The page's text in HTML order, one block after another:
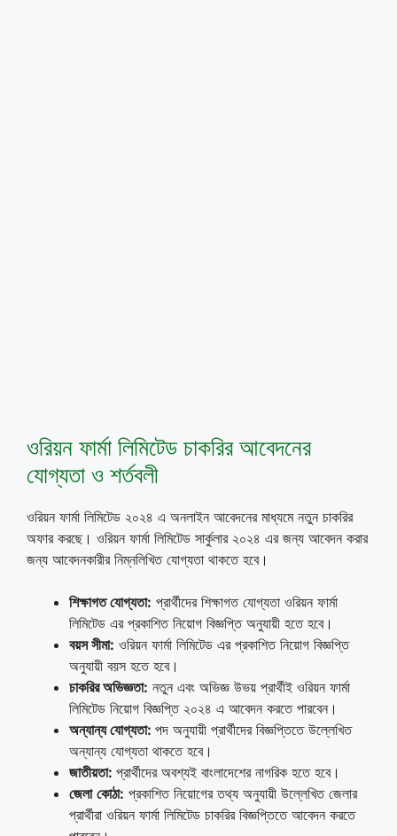
ওরিয়ন ফার্মা লিমিটেড চাকরির আবেদনের
যোগ্যতা ও শর্তবলী
ওরিয়ন ফার্মা লিমিটেড ২০২৪ এ অনলাইন আবেদনের মাধ্যমে নতুন চাকরির
অফার করছে। ওরিয়ন ফার্মা লিমিটেড সার্কুলার ২০২৪ এর জন্য আবেদন করার
জন্য আবেদনকারীর নিম্নলিখিত যোগ্যতা থাকতে হবে।
শিক্ষাগত যোগ্যতা: প্রার্থীদের শিক্ষাগত যোগ্যতা ওরিয়ন ফার্মা
লিমিটেড এর প্রকাশিত নিয়োগ বিজ্ঞপ্তি অনুযায়ী হতে হবে।
বয়স সীমা: ওরিয়ন ফার্মা লিমিটেড এর প্রকাশিত নিয়োগ বিজ্ঞপ্তি
অনুযায়ী বয়স হতে হবে।
চাকরির অভিজ্ঞতা: নতুন এবং অভিজ্ঞ উভয় প্রার্থীই ওরিয়ন ফার্মা
লিমিটেড নিয়োগ বিজ্ঞপ্তি ২০২৪ এ আবেদন করতে পারবেন।
অন্যান্য যোগ্যতা: পদ অনুযায়ী প্রার্থীদের বিজ্ঞপ্তিতে উল্লেখিত
অন্যান্য যোগ্যতা থাকতে হবে।
জাতীয়তা: প্রার্থীদের অবশ্যই বাংলাদেশের নাগরিক হতে হবে।
জেলা কোঠা: প্রকাশিত নিয়োগের তথ্য অনুযায়ী উল্লেখিত জেলার
প্রার্থীরা ওরিয়ন ফার্মা লিমিটেড চাকরির বিজ্ঞপ্তিতে আবেদন করতে